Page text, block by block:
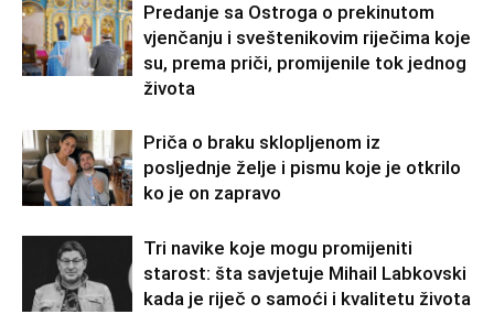
Predanje sa Ostroga o prekinutom
vjenčanju i sveštenikovim riječima koje
su, prema priči, promijenile tok jednog
života
Priča o braku sklopljenom iz
posljednje želje i pismu koje je otkrilo
ko je on zapravo
Tri navike koje mogu promijeniti
starost: šta savjetuje Mihail Labkovski
kada je riječ o samoći i kvalitetu života